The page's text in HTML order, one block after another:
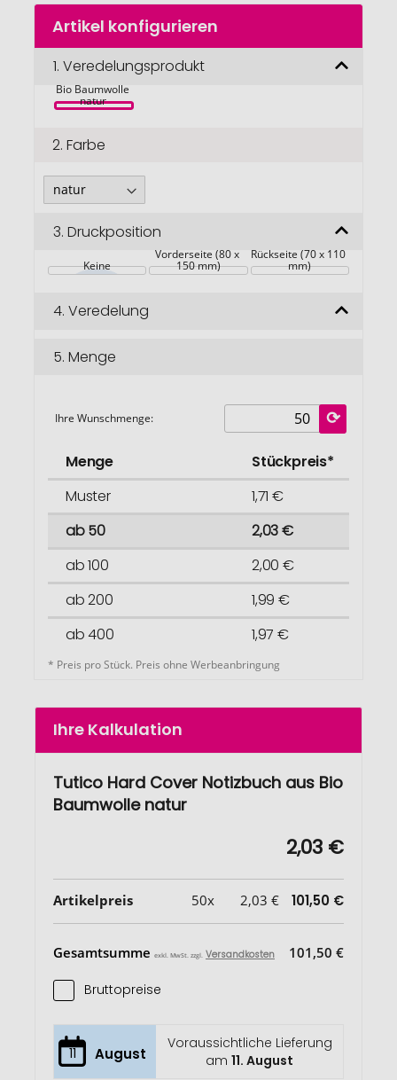
Zum
Anfang
Bildgalerie
springen
Artikel konfigurieren
1. Veredelungsprodukt
Cover
Bio Baumwolle
natur
2. Farbe
3. Druckposition
Keine
Vorderseite (80 x
150 mm)
Rückseite (70 x 110
mm)
4. Veredelung
5. Menge
Ihre Wunschmenge:
Menge
Stückpreis*
Muster
1,71 €
ab 50
2,03 €
ab 100
2,00 €
ab 200
1,99 €
ab 400
1,97 €
* Preis pro Stück. Preis ohne Werbeanbringung
Ihre Kalkulation
Tutico Hard Cover Notizbuch aus Bio
Baumwolle natur
2,03 €
Artikelpreis 50x 2,03 € 101,50 €
Gesamtsumme exkl. MwSt. zzgl. Versandkosten 101,50 €
Bruttopreise
11 August
Voraussichtliche Lieferung
am11. August